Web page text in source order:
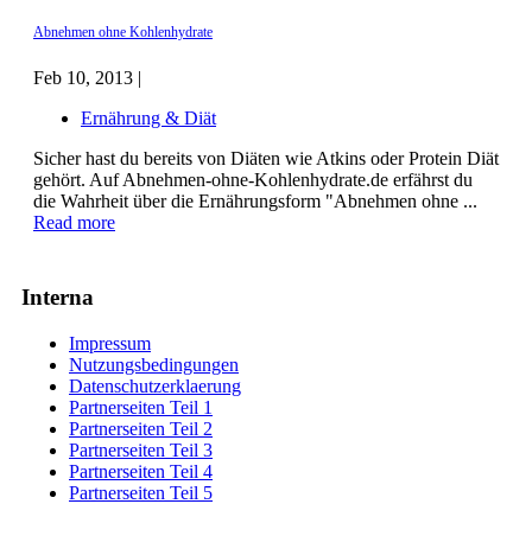
Abnehmen ohne Kohlenhydrate
Feb 10, 2013 |
Ernährung & Diät
Sicher hast du bereits von Diäten wie Atkins oder Protein Diät
gehört. Auf Abnehmen-ohne-Kohlenhydrate.de erfährst du
die Wahrheit über die Ernährungsform "Abnehmen ohne ...
Read more
Interna
Impressum
Nutzungsbedingungen
Datenschutzerklaerung
Partnerseiten Teil 1
Partnerseiten Teil 2
Partnerseiten Teil 3
Partnerseiten Teil 4
Partnerseiten Teil 5